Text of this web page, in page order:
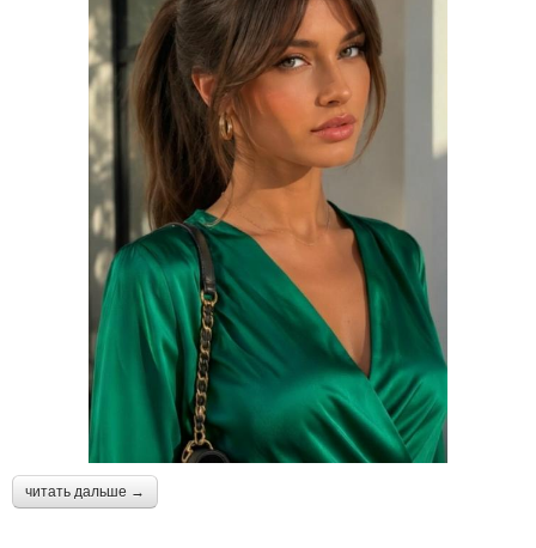
читать дальше →